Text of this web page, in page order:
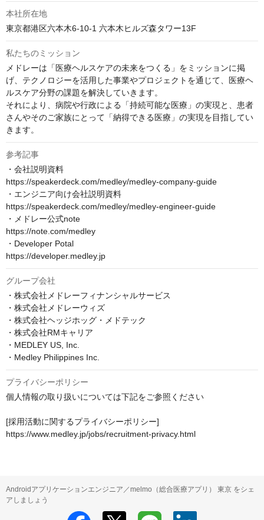
本社所在地
東京都港区六本木6-10-1 六本木ヒルズ森タワー13F
私たちのミッション
メドレーは「医療ヘルスケアの未来をつくる」をミッションに掲
げ、テクノロジーを活用した事業やプロジェクトを通じて、医療ヘ
ルスケア分野の課題を解決していきます。
それにより、病院や行政による「持続可能な医療」の実現と、患者
さんやそのご家族にとって「納得できる医療」の実現を目指してい
きます。
参考記事
・会社説明資料
https://speakerdeck.com/medley/medley-company-guide
・エンジニア向け会社説明資料
https://speakerdeck.com/medley/medley-engineer-guide
・メドレー公式note
https://note.com/medley
・Developer Potal
https://developer.medley.jp
グループ会社
・株式会社メドレーフィナンシャルサービス
・株式会社メドレーウィズ
・株式会社ヘッジホッグ・メドテック
・株式会社RMキャリア
・MEDLEY US, Inc.
・Medley Philippines Inc.
プライバシーポリシー
個人情報の取り扱いについては下記をご参照ください
[採用活動に関するプライバシーポリシー]
https://www.medley.jp/jobs/recruitment-privacy.html
Androidアプリケーションエンジニア／melmo（総合医療アプリ） 東京 をシェ
アしましょう